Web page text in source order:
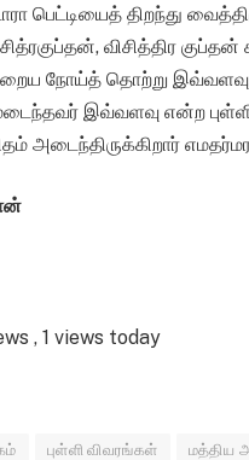
பெட்டியைத் திறந்து
விசித்திர
நோய்த் தொற்று இவ்வளவு..
இவ்வளவு என்ற
அடைந்திருக்கிறார்
, 1 views today
புள்ளி விவரங்கள் மத்திய